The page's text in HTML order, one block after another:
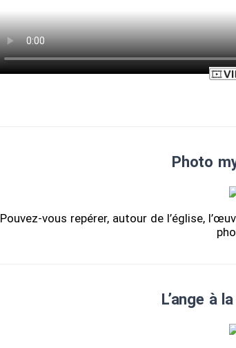
Photo
Pouvez-vous repérer, autour de l’église,
L’ange à